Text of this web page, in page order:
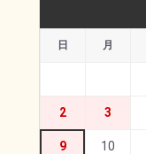
日 月
2 3
9 10